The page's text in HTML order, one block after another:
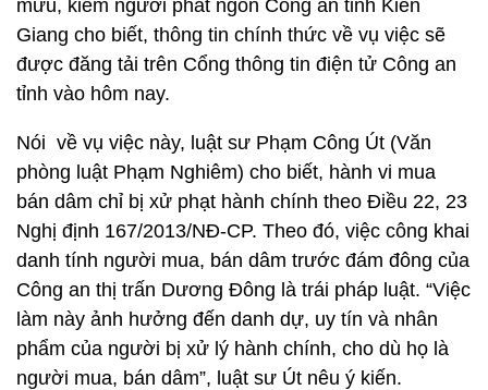
mưu, kiêm người phát ngôn Công an tỉnh Kiên
Giang cho biết, thông tin chính thức về vụ việc sẽ
được đăng tải trên Cổng thông tin điện tử Công an
tỉnh vào hôm nay.
Nói về vụ việc này, luật sư Phạm Công Út (Văn
phòng luật Phạm Nghiêm) cho biết, hành vi mua
bán dâm chỉ bị xử phạt hành chính theo Điều 22, 23
Nghị định 167/2013/NĐ-CP. Theo đó, việc công khai
danh tính người mua, bán dâm trước đám đông của
Công an thị trấn Dương Đông là trái pháp luật. “Việc
làm này ảnh hưởng đến danh dự, uy tín và nhân
phẩm của người bị xử lý hành chính, cho dù họ là
người mua, bán dâm”, luật sư Út nêu ý kiến.